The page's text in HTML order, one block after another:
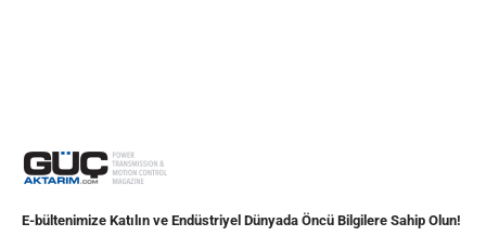
E-bültenimize Katılın ve Endüstriyel Dünyada Öncü Bilgilere Sahip Olun!